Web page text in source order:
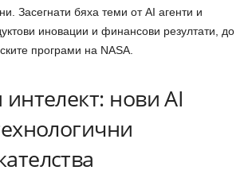
Засегнати бяха теми от AI агенти и
иновации и финансови резултати, до
програми на NASA.
интелект: нови AI